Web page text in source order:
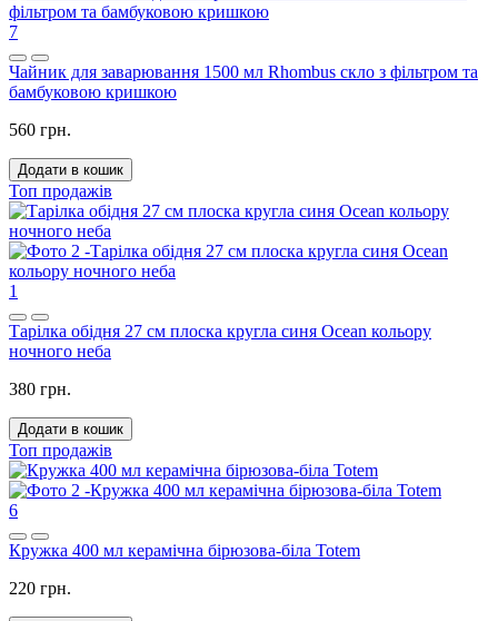
7
Чайник для заварювання 1500 мл Rhombus скло з фільтром та
бамбуковою кришкою
560 грн.
Додати в кошик
Топ продажів
1
Тарілка обідня 27 см плоска кругла синя Ocean кольору
ночного неба
380 грн.
Додати в кошик
Топ продажів
6
Кружка 400 мл керамічна бірюзова-біла Totem
220 грн.